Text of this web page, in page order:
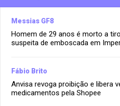
Messias GF8
Homem de 29 anos é morto a
suspeita de emboscada em
Fábio Brito
Anvisa revoga proibição e libera
medicamentos pela Shopee